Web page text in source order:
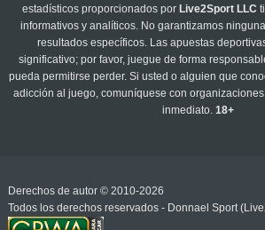
estadísticos proporcionados por Live2Sport LLC
informativos y analíticos. No garantizamos
resultados específicos. Las apuestas
significativo; por favor, juegue de forma
pueda permitirse perder. Si usted o alguien que
adicción al juego, comuníquese con
inmediato.18+
Derechos de autor © 2010-2026
Todos los derechos reservados - Donnael Sport